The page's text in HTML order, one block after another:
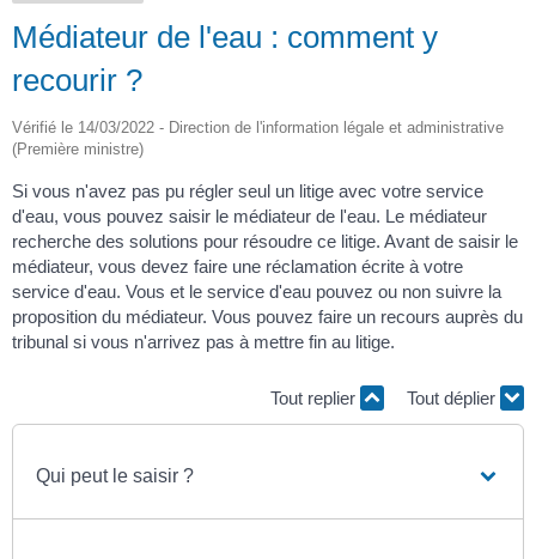
Médiateur de l'eau : comment y
recourir ?
Vérifié le 14/03/2022 - Direction de l'information légale et administrative
(Première ministre)
Si vous n'avez pas pu régler seul un litige avec votre service
d'eau, vous pouvez saisir le médiateur de l'eau. Le médiateur
recherche des solutions pour résoudre ce litige. Avant de saisir le
médiateur, vous devez faire une réclamation écrite à votre
service d'eau. Vous et le service d'eau pouvez ou non suivre la
proposition du médiateur. Vous pouvez faire un recours auprès du
tribunal si vous n'arrivez pas à mettre fin au litige.
Tout replier Tout déplier
Qui peut le saisir ?